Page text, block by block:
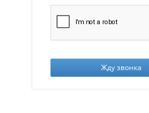
Жду звонка